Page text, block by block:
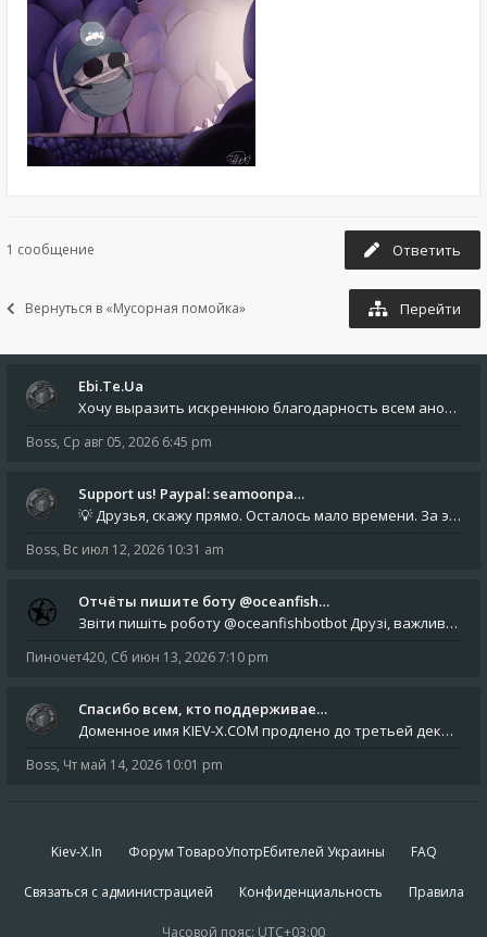
1 сообщение Ответить
Вернуться в «Мусорная помойка» Перейти
Ebi.Te.Ua
Хочу выразить искреннюю благодарность всем анонимным пользователям, которые поддержали наше сообщество финансово. Благод
Boss, Ср авг 05, 2026 6:45 pm
Support us! Paypal: seamoonpa…
💡 Друзья, скажу прямо. Осталось мало времени. За это время нам нужно закрыть последние обязательные расходы: около 500
Boss, Вс июл 12, 2026 10:31 am
Отчёты пишите боту @oceanfish…
Звіти пишіть роботу @oceanfishbotbot Друзі, важливе повідомлення для учасників форума. Основне звернення опублікован
Пиночет420, Сб июн 13, 2026 7:10 pm
Спасибо всем, кто поддерживае…
Доменное имя KIEV-X.COM продлено до третьей декады августа 2027 года! Спасибо всем анонимным пользователям, которые по
Boss, Чт май 14, 2026 10:01 pm
Kiev-X.In Форум ТовароУпотрЕбителей Украины FAQ
Связаться с администрацией Конфиденциальность Правила
Часовой пояс: UTC+03:00